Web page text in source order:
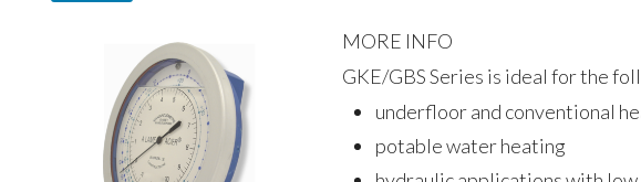
MORE INFO
GKE/GBS Series is ideal for the
underfloor and conventional
potable water heating